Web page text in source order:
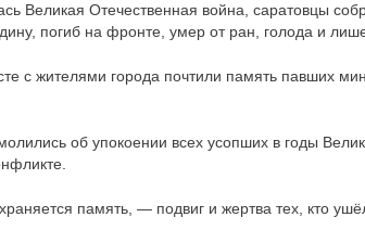
Великая Отечественная война, саратовцы
погиб на фронте, умер от ран, голода и
с жителями города почтили память павших
об упокоении всех усопших в годы
память, — подвиг и жертва тех, кто